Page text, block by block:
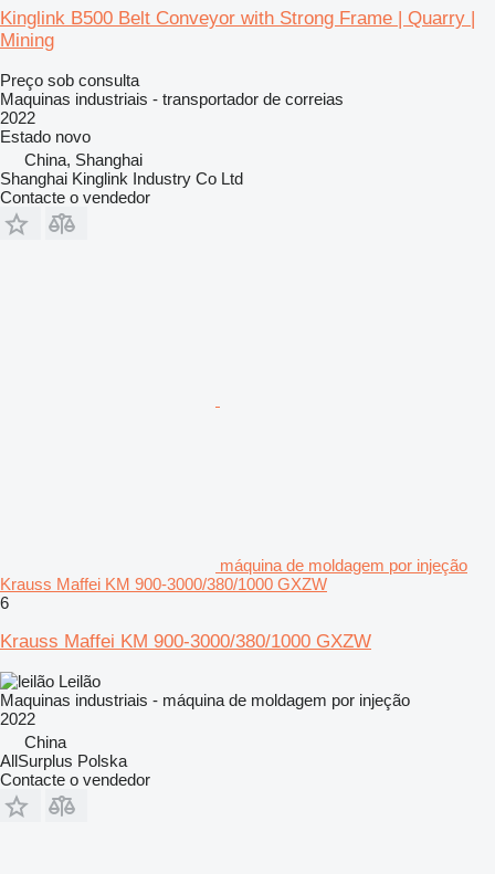
Kinglink B500 Belt Conveyor with Strong Frame | Quarry |
Mining
Preço sob consulta
Maquinas industriais - transportador de correias
2022
Estado novo
China, Shanghai
Shanghai Kinglink Industry Co Ltd
Contacte o vendedor
máquina de moldagem por injeção
Krauss Maffei KM 900-3000/380/1000 GXZW
6
Krauss Maffei KM 900-3000/380/1000 GXZW
Leilão
Maquinas industriais - máquina de moldagem por injeção
2022
China
AllSurplus Polska
Contacte o vendedor